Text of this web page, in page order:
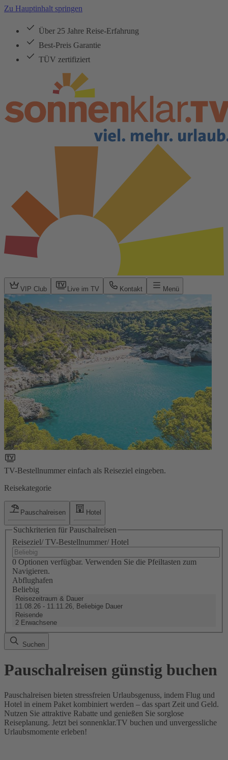
Zu Hauptinhalt springen
Über 25 Jahre Reise-Erfahrung
Best-Preis Garantie
TÜV zertifiziert
VIP Club Live im TV Kontakt Menü
TV-Bestellnummer einfach als Reiseziel eingeben.
Reisekategorie
Pauschalreisen Hotel
Suchkriterien für Pauschalreisen
Reiseziel/ TV-Bestellnummer/ Hotel
0 Optionen verfügbar. Verwenden Sie die Pfeiltasten zum
Navigieren.
Abflughafen
Beliebig
Reisezeitraum & Dauer
11.08.26 - 11.11.26, Beliebige Dauer
Reisende
2 Erwachsene
Suchen
Pauschalreisen günstig buchen
Pauschalreisen bieten stressfreien Urlaubsgenuss, indem Flug und
Hotel in einem Paket kombiniert werden – das spart Zeit und Geld.
Nutzen Sie attraktive Rabatte und genießen Sie sorglose
Reiseplanung. Jetzt bei sonnenklar.TV buchen und unvergessliche
Urlaubsmomente erleben!